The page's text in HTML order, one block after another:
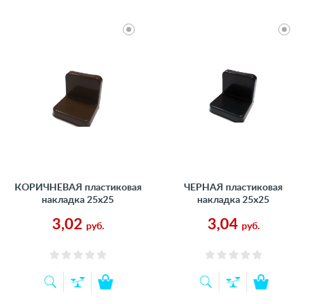
КОРИЧНЕВАЯ пластиковая
накладка 25х25
3,02 руб.
ЧЕРНАЯ пластиковая
накладка 25х25
3,04 руб.